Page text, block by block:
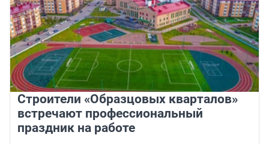
Строители «Образцовых кварталов»
встречают профессиональный
праздник на работе